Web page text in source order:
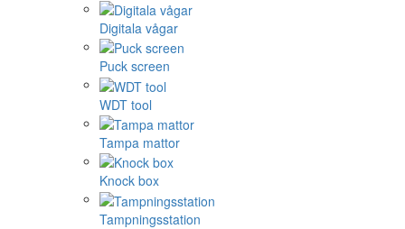
Digitala vågar
Puck screen
WDT tool
Tampa mattor
Knock box
Tampningsstation